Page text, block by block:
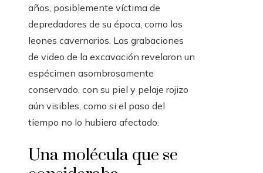
años, posiblemente víctima de
depredadores de su época, como los
leones cavernarios. Las grabaciones
de video de la excavación revelaron un
espécimen asombrosamente
conservado, con su piel y pelaje rojizo
aún visibles, como si el paso del
tiempo no lo hubiera afectado.
Una molécula que se